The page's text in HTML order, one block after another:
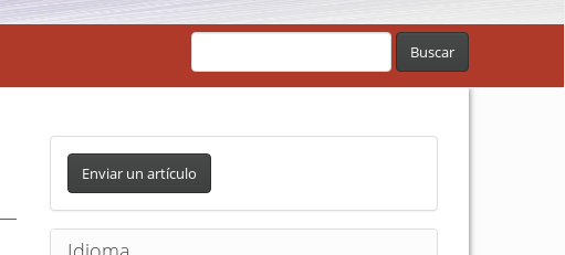
Buscar
E
v
i
Enviar un artículo